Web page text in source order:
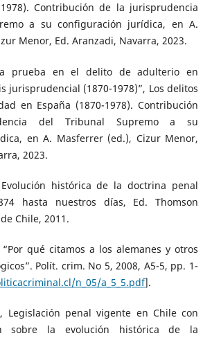
Contribución de la jurisprudencia
a su configuración jurídica, en A.
Menor, Ed. Aranzadi, Navarra, 2023.
prueba en el delito de adulterio en
jurisprudencial (1870-1978)”, Los delitos
en España (1870-1978). Contribución
del Tribunal Supremo a su
en A. Masferrer (ed.), Cizur Menor,
2023.
histórica de la doctrina penal
hasta nuestros días, Ed. Thomson
Chile, 2011.
“Por qué citamos a los alemanes y otros
Polít. crim. No 5, 2008, A5-5, pp. 1-
n_05/a_5_5.pdf].
Legislación penal vigente en Chile con
sobre la evolución histórica de la